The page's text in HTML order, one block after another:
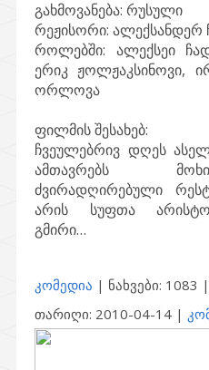
გახმოვანება: რუსული
რეჟისორი: ალექსანდერ
როლებში: ალექსეი
ერიკ ჟოლჟაკსინოვი,
ორლოვა
ფილმის შესახებ:
ჩვეულებრივ დღეს
ამთავრებს
ძვირადღირებული
არის სუფთა
გმირი…
კომედია | ნახვები: 1083
თარიღი: 2010-04-14 |